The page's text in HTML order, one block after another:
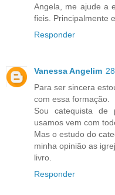
Angela, me ajude a
fieis. Principalmente
Responder
Vanessa Angelim
Para ser sincera
com essa formação.
Sou catequista de
usamos vem com
Mas o estudo do
minha opinião as
livro.
Responder